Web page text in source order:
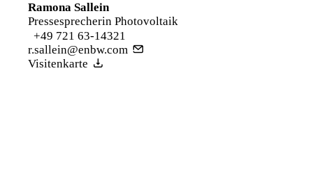
Ramona Sallein
Pressesprecherin Photovoltaik
+49 721 63-14321
r.sallein@enbw.com
Visitenkarte